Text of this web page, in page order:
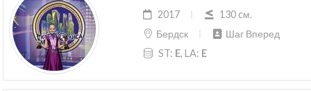
2017
130 cм.
Бердск
Шаг Вперед
ST: E, LA: E